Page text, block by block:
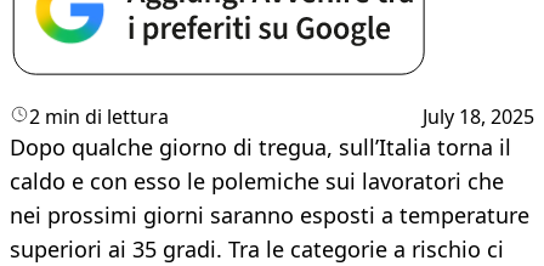
2 min di lettura July 18, 2025
Dopo qualche giorno di tregua, sull’Italia torna il
caldo e con esso le polemiche sui lavoratori che
nei prossimi giorni saranno esposti a temperature
superiori ai 35 gradi. Tra le categorie a rischio ci